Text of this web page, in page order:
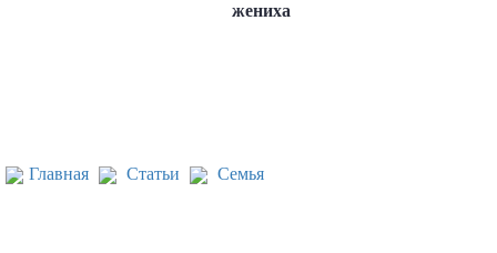
жениха
Главная Статьи Семья